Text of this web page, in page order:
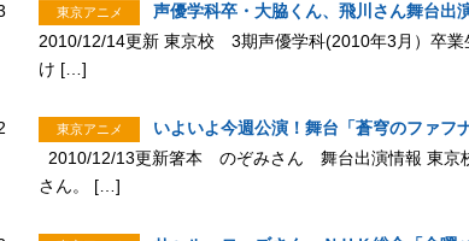
東京アニメ
声優学科卒・大脇くん、飛川さん舞台出
2010/12/14更新 東京校 3期声優学科(2010年3月）
け […]
東京アニメ
いよいよ今週公演！舞台「蒼穹のファフ
2010/12/13更新箸本 のぞみさん 舞台出演情報 東京
さん。 […]